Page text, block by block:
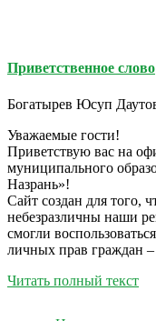
Приветственное слово
Богатырев Юсуп
Уважаемые гости!
Приветствую вас на
муниципального
Назрань»!
Сайт создан для того,
небезразличны наши
смогли
личных прав граждан
Читать полный текст